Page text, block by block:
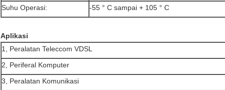
Suhu Operasi: -55 ° C sampai + 105 ° C
Aplikasi
1, Peralatan Teleccom VDSL
2, Periferal Komputer
3, Peralatan Komunikasi